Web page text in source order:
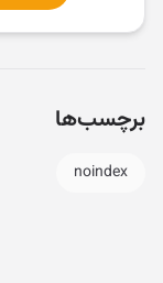
برچسب‌ها
noindex